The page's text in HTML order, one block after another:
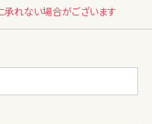
れない場合がございます